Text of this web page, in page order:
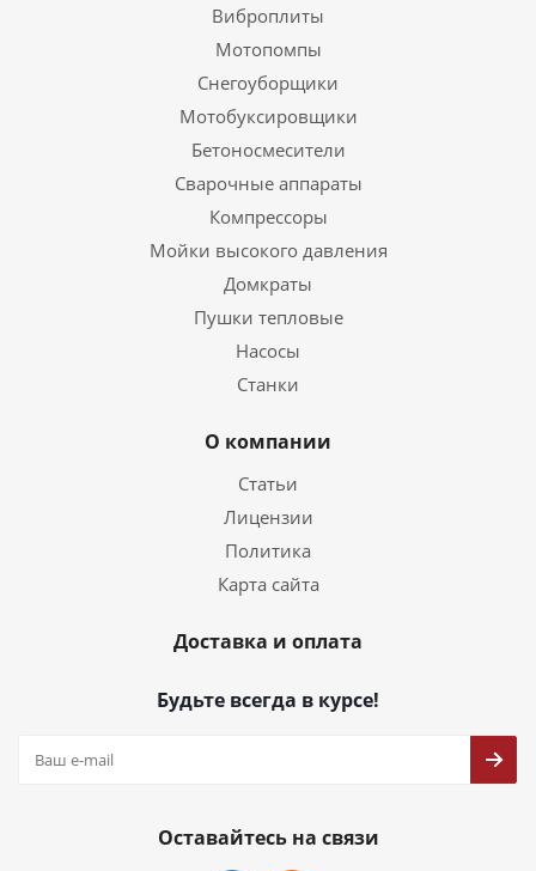
Виброплиты
Мотопомпы
Снегоуборщики
Мотобуксировщики
Бетоносмесители
Сварочные аппараты
Компрессоры
Мойки высокого давления
Домкраты
Пушки тепловые
Насосы
Станки
О компании
Статьи
Лицензии
Политика
Карта сайта
Доставка и оплата
Будьте всегда в курсе!
Оставайтесь на связи